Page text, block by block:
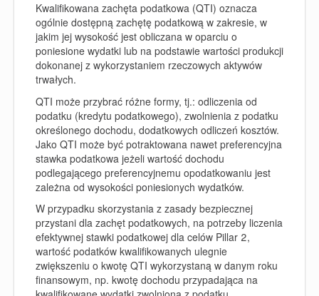
Kwalifikowana zachęta podatkowa (QTI) oznacza
ogólnie dostępną zachętę podatkową w zakresie, w
jakim jej wysokość jest obliczana w oparciu o
poniesione wydatki lub na podstawie wartości produkcji
dokonanej z wykorzystaniem rzeczowych aktywów
trwałych.
QTI może przybrać różne formy, tj.: odliczenia od
podatku (kredytu podatkowego), zwolnienia z podatku
określonego dochodu, dodatkowych odliczeń kosztów.
Jako QTI może być potraktowana nawet preferencyjna
stawka podatkowa jeżeli wartość dochodu
podlegającego preferencyjnemu opodatkowaniu jest
zależna od wysokości poniesionych wydatków.
W przypadku skorzystania z zasady bezpiecznej
przystani dla zachęt podatkowych, na potrzeby liczenia
efektywnej stawki podatkowej dla celów Pillar 2,
wartość podatków kwalifikowanych ulegnie
zwiększeniu o kwotę QTI wykorzystaną w danym roku
finansowym, np. kwotę dochodu przypadająca na